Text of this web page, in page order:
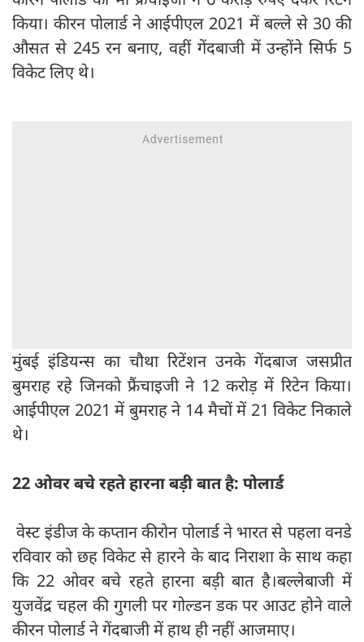
किया। कीरन पोलार्ड ने आईपीएल 2021 में बल्ले से 30 की
औसत से 245 रन बनाए, वहीं गेंदबाजी में उन्होंने सिर्फ 5
विकेट लिए थे।
मुंबई इंडियन्स का चौथा रिटेंशन उनके गेंदबाज जसप्रीत
बुमराह रहे जिनको फ्रैंचाइजी ने 12 करोड़ में रिटेन किया।
आईपीएल 2021 में बुमराह ने 14 मैचों में 21 विकेट निकाले
थे।
22 ओवर बचे रहते हारना बड़ी बात है: पोलार्ड
वेस्ट इंडीज के कप्तान कीरोन पोलार्ड ने भारत से पहला वनडे
रविवार को छह विकेट से हारने के बाद निराशा के साथ कहा
कि 22 ओवर बचे रहते हारना बड़ी बात है।बल्लेबाजी में
युजवेंद्र चहल की गुगली पर गोल्डन डक पर आउट होने वाले
कीरन पोलार्ड ने गेंदबाजी में हाथ ही नहीं आजमाए।